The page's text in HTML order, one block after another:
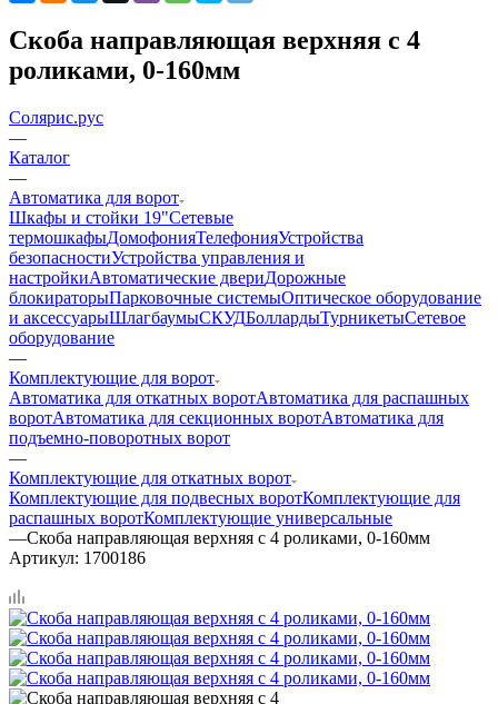
Скоба направляющая верхняя с 4
роликами, 0-160мм
Солярис.рус
—
Каталог
—
Автоматика для ворот
Шкафы и стойки 19"Сетевые
термошкафыДомофонияТелефонияУстройства
безопасностиУстройства управления и
настройкиАвтоматические двериДорожные
блокираторыПарковочные системыОптическое оборудование
и аксессуарыШлагбаумыСКУДБоллардыТурникетыСетевое
оборудование
—
Комплектующие для ворот
Автоматика для откатных воротАвтоматика для распашных
воротАвтоматика для секционных воротАвтоматика для
подъемно-поворотных ворот
—
Комплектующие для откатных ворот
Комплектующие для подвесных воротКомплектующие для
распашных воротКомплектующие универсальные
—Скоба направляющая верхняя с 4 роликами, 0-160мм
Артикул: 1700186